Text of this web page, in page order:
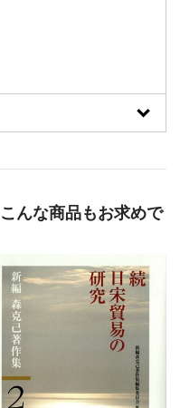
んな商品もお求めで